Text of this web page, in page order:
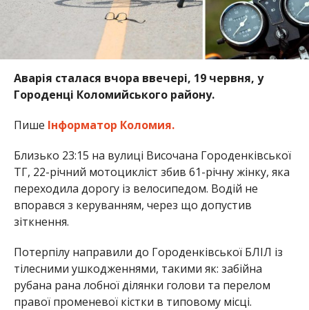
Аварія сталася вчора ввечері, 19 червня, у
Городенці Коломийського району.
Пише Інформатор Коломия.
Близько 23:15 на вулиці Височана Городенківської
ТГ, 22-річний мотоцикліст збив 61-річну жінку, яка
переходила дорогу із велосипедом. Водій не
впорався з керуванням, через що допустив
зіткнення.
Потерпілу направили до Городенківської БЛІЛ із
тілесними ушкодженнями, такими як: забійна
рубана рана лобної ділянки голови та перелом
правої променевої кістки в типовому місці.